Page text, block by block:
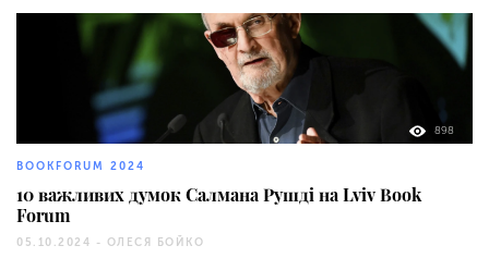
898
BOOKFORUM 2024
10 важливих думок Салмана Рушді на Lviv Book
Forum
05.10.2024 - ОЛЕСЯ БОЙКО